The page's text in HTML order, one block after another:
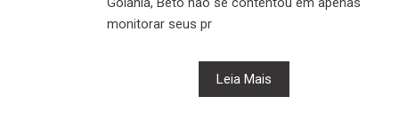
monitorar seus pr
Leia Mais